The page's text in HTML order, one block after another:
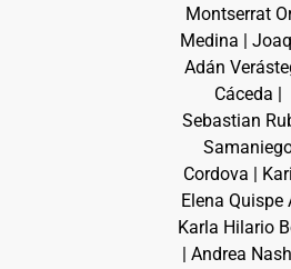
Montserrat
Medina |
Adán
Cáceda |
Sebastian
Cordova |
Elena Quispe
Karla Hilario
| Andrea